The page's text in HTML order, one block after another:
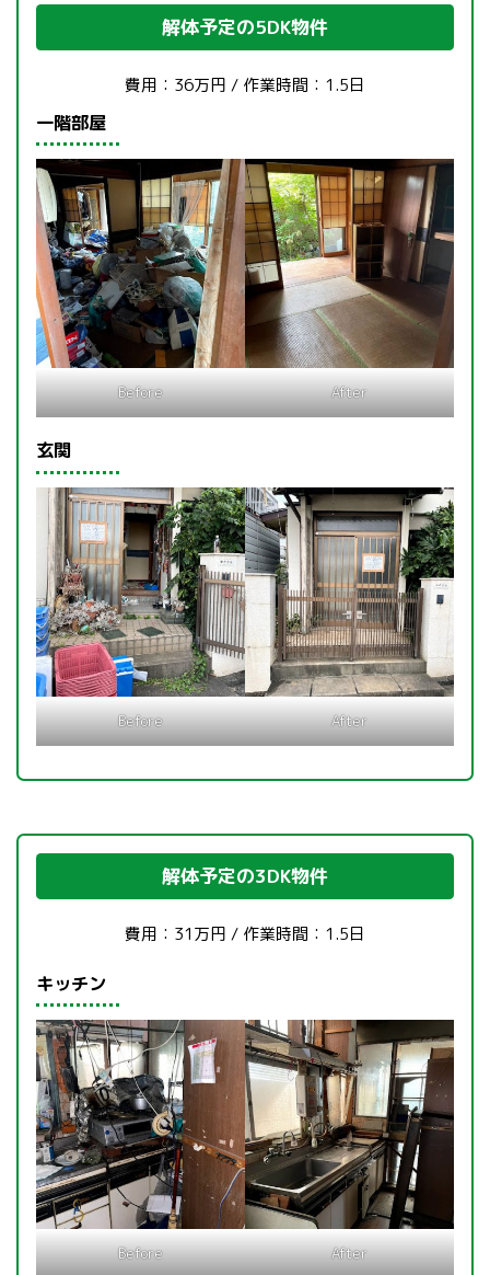
解体予定の5DK物件
費用：36万円 / 作業時間：1.5日
一階部屋
Before After
玄関
Before After
解体予定の3DK物件
費用：31万円 / 作業時間：1.5日
キッチン
Before After